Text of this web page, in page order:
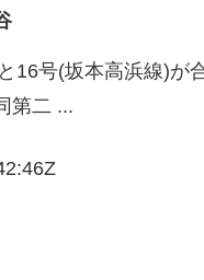
16号(坂本高浜線)が
第二 ...